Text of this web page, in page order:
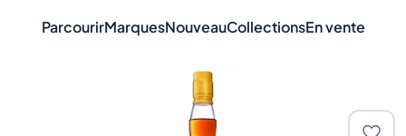
ParcourirMarquesNouveauCollectionsEn vente